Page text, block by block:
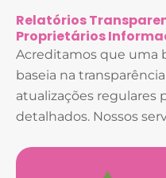
Relatórios
Proprietários
Acreditamos que uma
baseia na
atualizações regulares
detalhados. Nossos